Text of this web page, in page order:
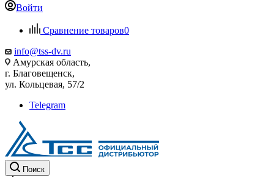
Войти
Сравнение товаров0
info@tss-dv.ru
Амурская область,
г. Благовещенск,
ул. Кольцевая, 57/2
Telegram
Поиск